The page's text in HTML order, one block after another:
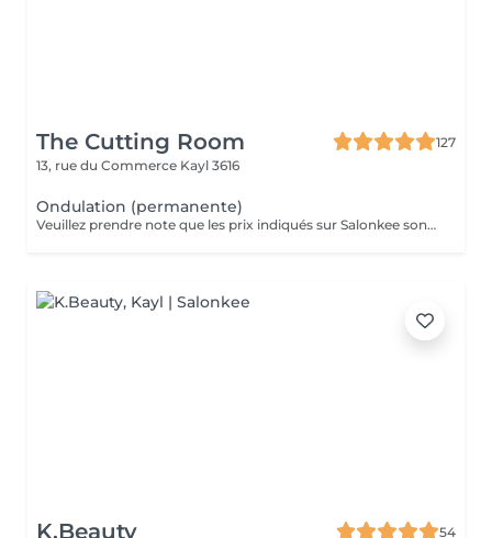
The Cutting Room
127
13, rue du Commerce Kayl 3616
Ondulation (permanente)
Veuillez prendre note que les prix indiqués sur Salonkee sont communiqués à titre informatif et s'entendent de base. Ces derniers sont susceptibles de varier selon le diagnostic réalisé à votre arrivée au salon et l'expertise du professionnel à qui vous confiez votre beauté. Dans tous les cas, un devis précis vous sera proposé et toutes réalisations de prestations seront effectuées avec votre accord. Un grand merci d'avance pour votre compréhension. Au plaisir de vous recevoir très vite.
K.Beauty
54